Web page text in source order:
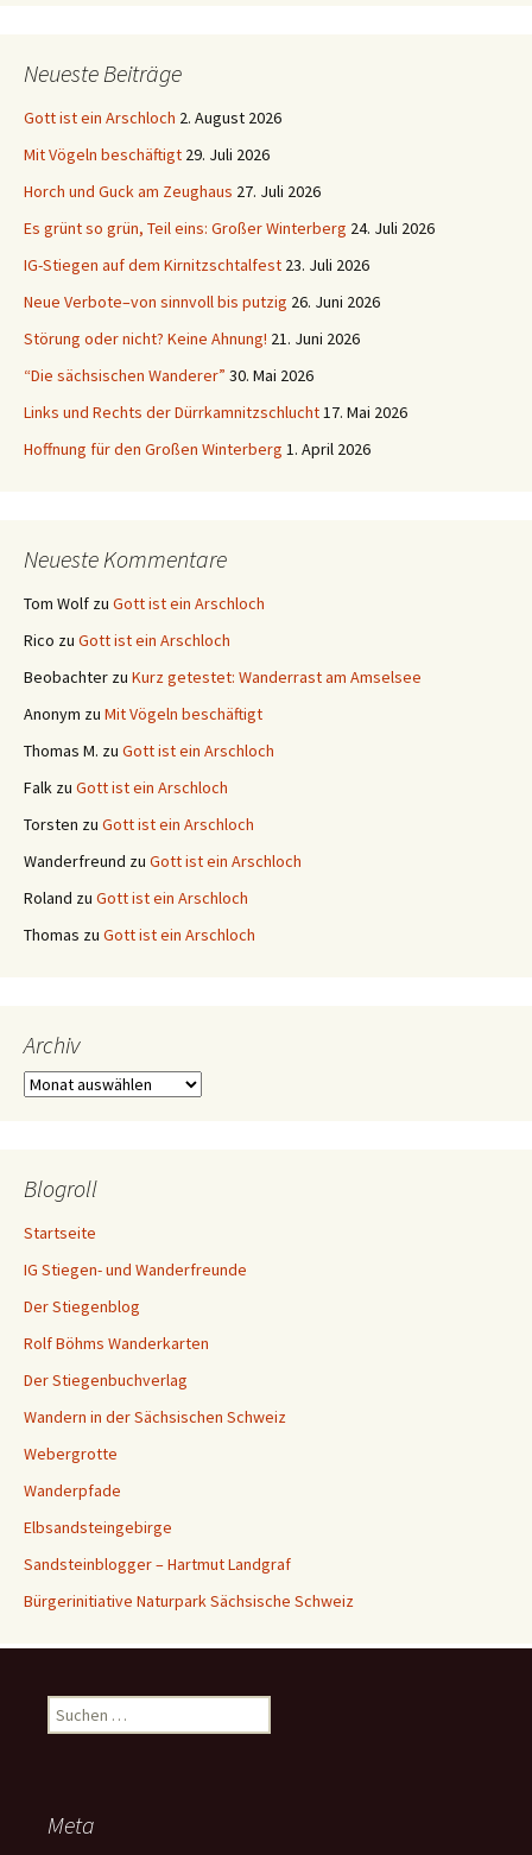
Neueste Beiträge
Gott ist ein Arschloch 2. August 2026
Mit Vögeln beschäftigt 29. Juli 2026
Horch und Guck am Zeughaus 27. Juli 2026
Es grünt so grün, Teil eins: Großer Winterberg 24. Juli 2026
IG-Stiegen auf dem Kirnitzschtalfest 23. Juli 2026
Neue Verbote–von sinnvoll bis putzig 26. Juni 2026
Störung oder nicht? Keine Ahnung! 21. Juni 2026
“Die sächsischen Wanderer” 30. Mai 2026
Links und Rechts der Dürrkamnitzschlucht17. Mai 2026
Hoffnung für den Großen Winterberg 1. April 2026
Neueste Kommentare
Tom Wolf zu Gott ist ein Arschloch
Rico zu Gott ist ein Arschloch
Beobachter zu Kurz getestet: Wanderrast am Amselsee
Anonym zu Mit Vögeln beschäftigt
Thomas M. zu Gott ist ein Arschloch
Falk zu Gott ist ein Arschloch
Torsten zu Gott ist ein Arschloch
Wanderfreund zu Gott ist ein Arschloch
Roland zu Gott ist ein Arschloch
Thomas zu Gott ist ein Arschloch
Archiv
Archiv
Blogroll
Startseite
IG Stiegen- und Wanderfreunde
Der Stiegenblog
Rolf Böhms Wanderkarten
Der Stiegenbuchverlag
Wandern in der Sächsischen Schweiz
Webergrotte
Wanderpfade
Elbsandsteingebirge
Sandsteinblogger – Hartmut Landgraf
Bürgerinitiative Naturpark Sächsische Schweiz
Suchen
nach:
Meta